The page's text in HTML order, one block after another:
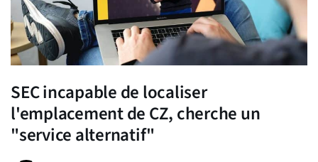
SEC incapable de localiser
l'emplacement de CZ, cherche un
"service alternatif"